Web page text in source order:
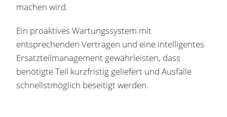
machen wird.
Ein proaktives Wartungssystem mit
entsprechenden Verträgen und eine intelligentes
Ersatzteilmanagement gewährleisten, dass
benötigte Teil kurzfristig geliefert und Ausfälle
schnellstmöglich beseitigt werden.